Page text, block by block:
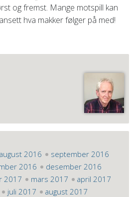
og fremst. Mange motspill kan
hva makker følger på med!
august 2016
september 2016
2016
desember 2016
2017 mars 2017
april 2017
juli 2017
august 2017